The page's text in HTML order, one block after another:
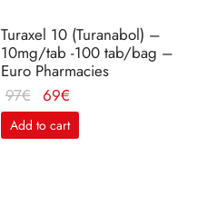
Turaxel 10 (Turanabol) –
10mg/tab -100 tab/bag –
Euro Pharmacies
97€ Le
prix
initial
69€
prix
actuel
Add to cart